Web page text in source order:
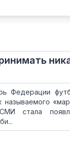
Федерации
стала